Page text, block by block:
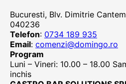
Bucuresti, Blv. Dimitrie
040236
Telefon: 0734 189 935
Email: comenzi@domingo.ro
Program
Luni – Vineri: 10.00 – 18.00
inchis